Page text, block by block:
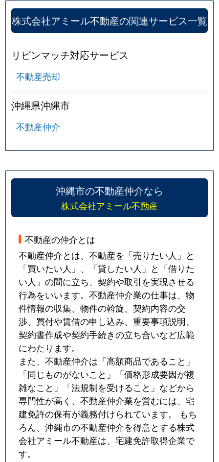
株式会社アミール不動産の関連サービス一覧
リビンマッチ対応サービス
不動産売却
沖縄県沖縄市
不動産仲介
沖縄市の不動産仲介なら
株式会社アミール不動産
不動産の仲介とは
不動産仲介とは、不動産を「売りたい人」と
「買いたい人」、「貸したい人」と「借りた
い人」の間に立ち、契約や取引を実現させる
行為をいいます。不動産仲介業の仕事は、物
件情報の収集、物件の斡旋、契約内容の交
渉、買付や賃借の申し込み、重要事項説明、
契約書作成や契約手続きの立ち合いなど広範
にわたります。
また、不動産仲介は「高額商品であること」
「同じものがないこと」「価格形成要因が複
雑なこと」「法規制を受けること」などから
専門性が高く、不動産仲介業を営むには、宅
建免許の保有が義務付けられています。 もち
ろん、沖縄市の不動産仲介を得意とする株式
会社アミール不動産は、宅建免許取得企業で
す。